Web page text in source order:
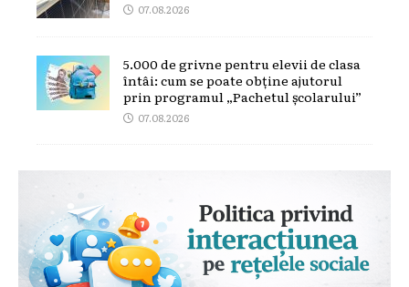
07.08.2026
5.000 de grivne pentru elevii de clasa
întâi: cum se poate obține ajutorul
prin programul „Pachetul școlarului”
07.08.2026